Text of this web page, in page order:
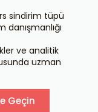
sindirim tüpü
ve analitik
uzman
Geçin